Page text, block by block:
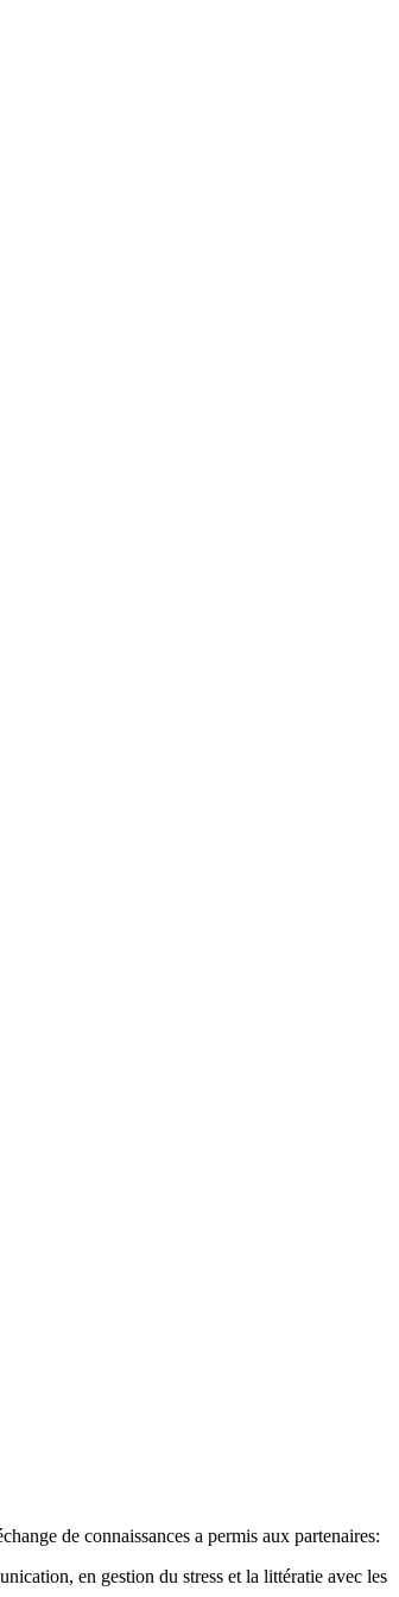
de connaissances a permis aux partenaires:
en gestion du stress et la littératie avec les